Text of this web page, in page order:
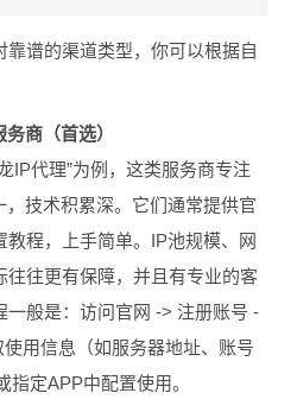
靠谱的渠道类型，你可以根据自
商（首选）
IP代理”为例，这类服务商专注
技术积累深。它们通常提供官
程，上手简单。IP池规模、网
往往更有保障，并且有专业的客
一般是：访问官网 -> 注册账号 -
用信息（如服务器地址、账号
定APP中配置使用。